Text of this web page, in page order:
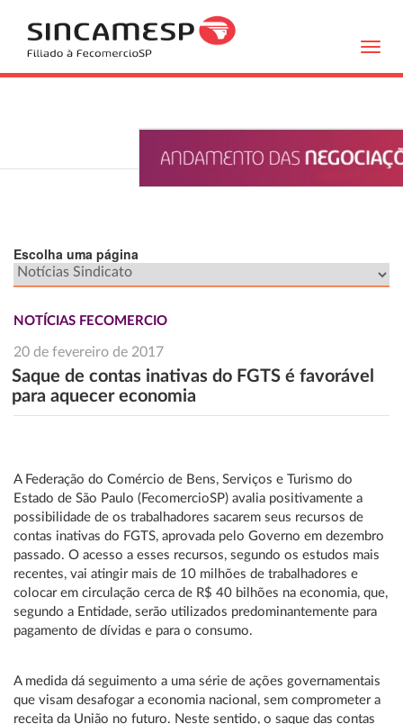
Escolha uma página
NOTÍCIAS FECOMERCIO
20 de fevereiro de 2017
Saque de contas inativas do FGTS é favorável
para aquecer economia
A Federação do Comércio de Bens, Serviços e Turismo do
Estado de São Paulo (FecomercioSP) avalia positivamente a
possibilidade de os trabalhadores sacarem seus recursos de
contas inativas do FGTS, aprovada pelo Governo em dezembro
passado. O acesso a esses recursos, segundo os estudos mais
recentes, vai atingir mais de 10 milhões de trabalhadores e
colocar em circulação cerca de R$ 40 bilhões na economia, que,
segundo a Entidade, serão utilizados predominantemente para
pagamento de dívidas e para o consumo.
A medida dá seguimento a uma série de ações governamentais
que visam desafogar a economia nacional, sem comprometer a
receita da União no futuro. Neste sentido, o saque das contas